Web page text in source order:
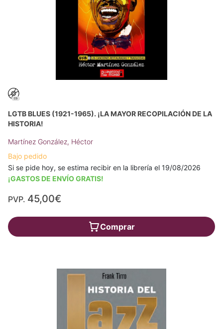
LGTB BLUES (1921-1965). ¡LA MAYOR RECOPILACIÓN DE LA
HISTORIA!
Martínez González, Héctor
Bajo pedido
Si se pide hoy, se estima recibir en la librería el 19/08/2026
¡GASTOS DE ENVÍO GRATIS!
PVP. 45,00€
Comprar